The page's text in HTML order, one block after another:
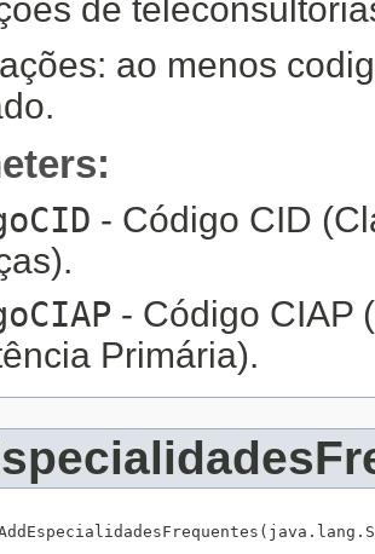
de
ao menos
- Código CID
- Código CIAP
Primária).